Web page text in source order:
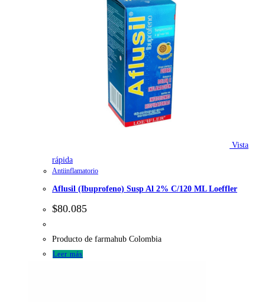
Vista
rápida
Antiinflamatorio
Aflusil (Ibuprofeno) Susp Al 2% C/120 ML Loeffler
$80.085
Producto de farmahub Colombia
Leer más